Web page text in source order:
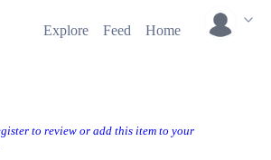
Explore Feed Home
to review or add this item to your